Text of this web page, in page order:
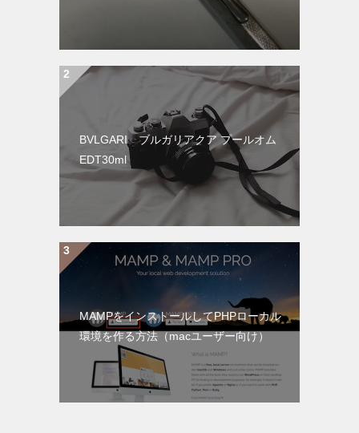
BVLGARI ブルガリアクア プールオム
EDT30ml
MAMPをインストールしてPHPローカル
環境を作る方法（macユーザー向け）